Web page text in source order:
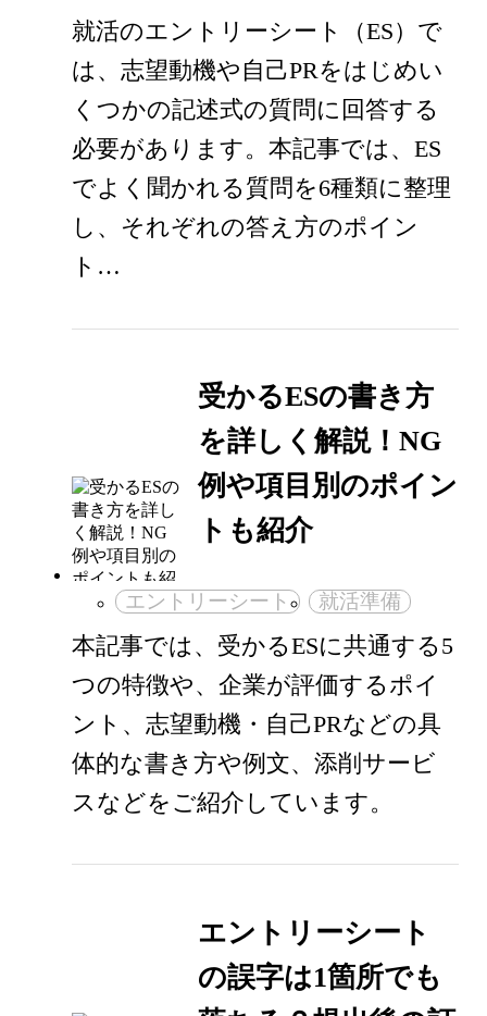
就活のエントリーシート（ES）で
は、志望動機や自己PRをはじめい
くつかの記述式の質問に回答する
必要があります。本記事では、ES
でよく聞かれる質問を6種類に整理
し、それぞれの答え方のポイン
ト…
受かるESの書き方
を詳しく解説！NG
例や項目別のポイン
トも紹介
エントリーシート 就活準備
本記事では、受かるESに共通する5
つの特徴や、企業が評価するポイ
ント、志望動機・自己PRなどの具
体的な書き方や例文、添削サービ
スなどをご紹介しています。
エントリーシート
の誤字は1箇所でも